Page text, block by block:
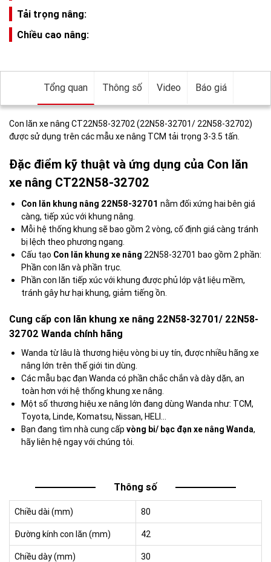
Tải trọng nâng:
Chiều cao nâng:
Tổng quan Thông số Video Báo giá
Con lăn xe nâng CT22N58-32702 (22N58-32701/ 22N58-32702)
được sử dụng trên các mẫu xe nâng TCM tải trọng 3-3.5 tấn.
Đặc điểm kỹ thuật và ứng dụng của Con lăn
xe nâng CT22N58-32702
Con lăn khung nâng 22N58-32701 nằm đối xứng hai bên giá
càng, tiếp xúc với khung nâng.
Mỗi hệ thống khung sẽ bao gồm 2 vòng, cố định giá càng tránh
bị lệch theo phương ngang.
Cấu tạo Con lăn khung xe nâng 22N58-32701 bao gồm 2 phần:
Phần con lăn và phần trục.
Phần con lăn tiếp xúc với khung được phủ lớp vật liệu mềm,
tránh gây hư hại khung, giảm tiếng ồn.
Cung cấp con lăn khung xe nâng 22N58-32701/ 22N58-
32702 Wanda chính hãng
Wanda từ lâu là thương hiệu vòng bi uy tín, được nhiều hãng xe
nâng lớn trên thế giới tin dùng.
Các mẫu bạc đạn Wanda có phần chắc chắn và dày dặn, an
toàn hơn với hệ thống khung xe nâng.
Một số thương hiệu xe nâng lớn đang dùng Wanda như: TCM,
Toyota, Linde, Komatsu, Nissan, HELI…
Bạn đang tìm nhà cung cấp vòng bi/ bạc đạn xe nâng Wanda,
hãy liên hệ ngay với chúng tôi.
Thông số
Chiều dài (mm) 80
Đường kính con lăn (mm) 42
Chiều dày (mm) 30